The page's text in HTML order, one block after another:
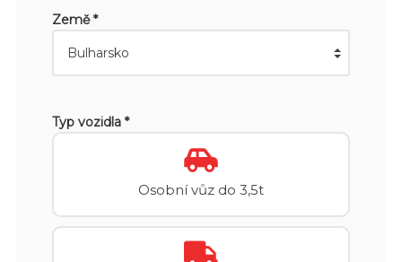
Země *
Typ vozidla *
Osobní vůz do 3,5t